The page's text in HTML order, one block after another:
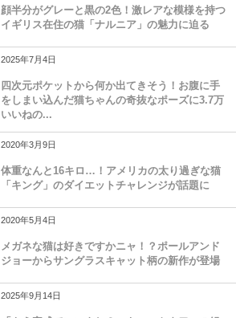
顔半分がグレーと黒の2色！激レアな模様を持つ
イギリス在住の猫「ナルニア」の魅力に迫る
2025年7月4日
四次元ポケットから何か出てきそう！お腹に手
をしまい込んだ猫ちゃんの奇抜なポーズに3.7万
いいねの...
2020年3月9日
体重なんと16キロ…！アメリカの太り過ぎな猫
「キング」のダイエットチャレンジが話題に
2020年5月4日
メガネな猫は好きですかニャ！？ポールアンド
ジョーからサングラスキャット柄の新作が登場
2025年9月14日